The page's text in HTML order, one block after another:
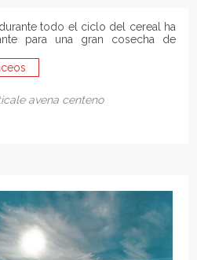
todo el ciclo del cereal ha
para una gran cosecha de
avena centeno